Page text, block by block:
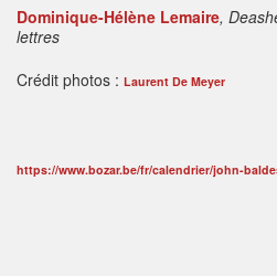
Dominique-Hélène Lemaire,
lettres
Crédit photos : Laurent De Meyer
https://www.bozar.be/fr/calendrier/john-